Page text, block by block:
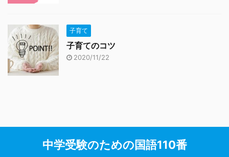
子育て
子育てのコツ
2020/11/22
中学受験のための国語110番